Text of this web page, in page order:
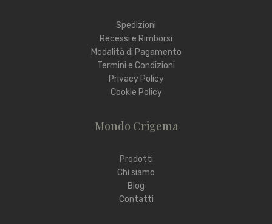
Spedizioni
Recessi e Rimborsi
Modalità di Pagamento
Termini e Condizioni
Privacy Policy
Cookie Policy
Mondo Crigema
Prodotti
Chi siamo
Blog
Contatti